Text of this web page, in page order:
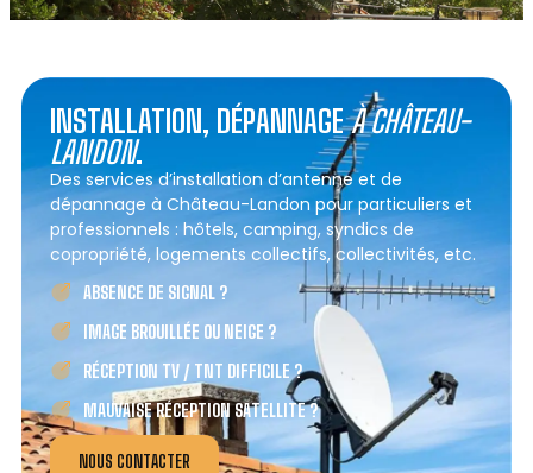
INSTALLATION, DÉPANNAGEÀ CHÂTEAU-
LANDON.
Des services d’installation d’antenne et de
dépannage à Château-Landon pour particuliers et
professionnels : hôtels, camping, syndics de
copropriété, logements collectifs, collectivités, etc.
ABSENCE DE SIGNAL ?
IMAGE BROUILLÉE OU NEIGE ?
RÉCEPTION TV / TNT DIFFICILE ?
MAUVAISE RÉCEPTION SATELLITE ?
NOUS CONTACTER